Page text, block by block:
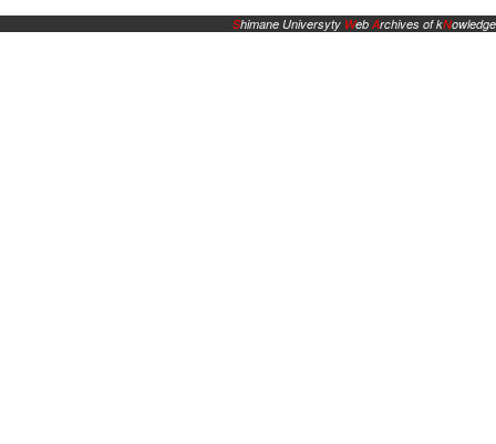
Shimane Universyty WebArchives of kNowledge